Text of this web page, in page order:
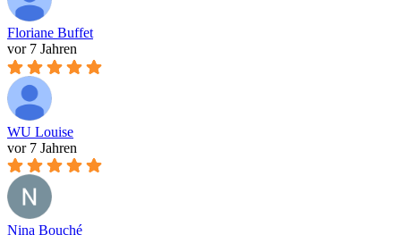
Floriane Buffet
vor 7 Jahren
WU Louise
vor 7 Jahren
Nina Bouché